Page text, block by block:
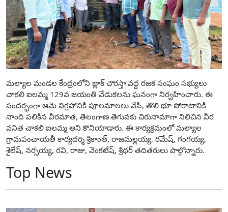
మల్యాల మండల కేంద్రంలోని బ్లాక్ చౌరస్తా వద్ద రజక సంఘం సభ్యులు
చాకలి ఐలమ్మ 129వ జయంతి వేడుకలను ఘనంగా నిర్వహించారు. ఈ
సందర్భంగా ఆమె విగ్రహానికి పూలమాలలు వేసి, తొలి భూ పోరాటానికి
నాంది పలికిన వీరమాత, తెలంగాణ తెగువకు చిరునామాగా నిలిచిన వీర
వనిత చాకలి ఐలమ్మ అని కొనియాడారు. ఈ కార్యక్రమంలో మల్యాల
గ్రామపంచాయతీ కార్యదర్శి శ్రీకాంత్, రాజమల్లయ్య, రమేష్, గంగయ్య,
శైలేష్, నర్సయ్య, రవి, రాజు, వెంకటేష్, శ్రీధర్ తదితరులు పాల్గొన్నారు.
Top News